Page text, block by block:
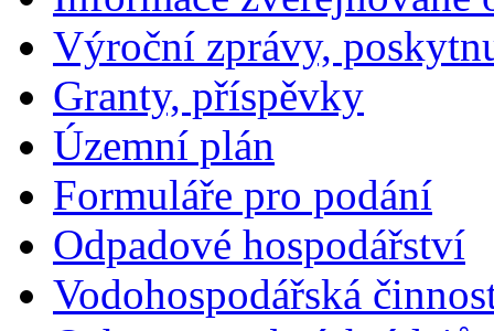
Výroční zprávy,
Granty, příspěvky
Územní plán
Formuláře pro podání
Odpadové hospodářství
Vodohospodářská